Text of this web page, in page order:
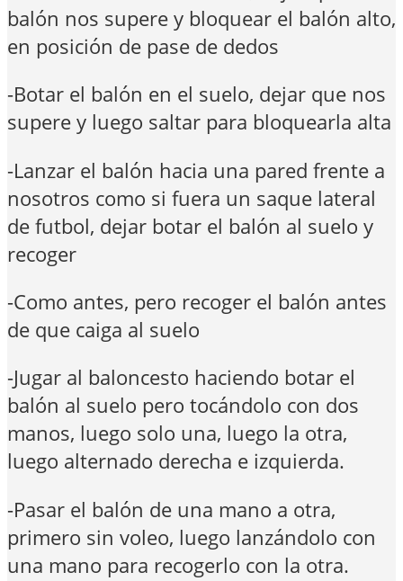
balón nos supere y bloquear el balón alto,
en posición de pase de dedos
-Botar el balón en el suelo, dejar que nos
supere y luego saltar para bloquearla alta
-Lanzar el balón hacia una pared frente a
nosotros como si fuera un saque lateral
de futbol, dejar botar el balón al suelo y
recoger
-Como antes, pero recoger el balón antes
de que caiga al suelo
-Jugar al baloncesto haciendo botar el
balón al suelo pero tocándolo con dos
manos, luego solo una, luego la otra,
luego alternado derecha e izquierda.
-Pasar el balón de una mano a otra,
primero sin voleo, luego lanzándolo con
una mano para recogerlo con la otra.